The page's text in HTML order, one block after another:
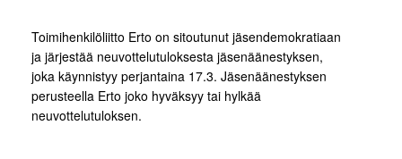
Toimihenkilöliitto Erto on sitoutunut jäsendemokratiaan
ja järjestää neuvottelutuloksesta jäsenäänestyksen,
joka käynnistyy perjantaina 17.3. Jäsenäänestyksen
perusteella Erto joko hyväksyy tai hylkää
neuvottelutuloksen.